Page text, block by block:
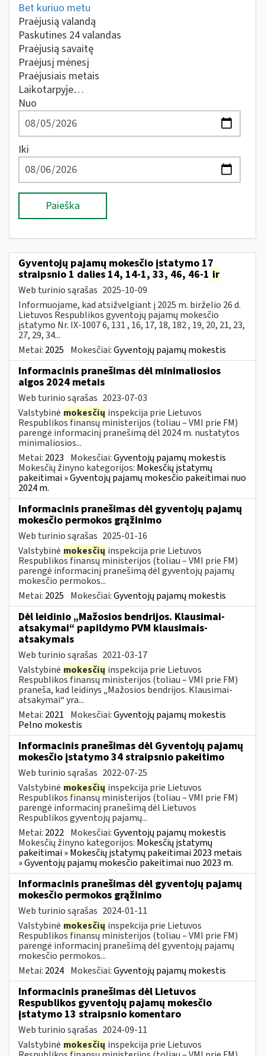
Bet kuriuo metu
Praėjusią valandą
Paskutines 24 valandas
Praėjusią savaitę
Praėjusį mėnesį
Praėjusiais metais
Laikotarpyje…
Nuo
Iki
Paieška
Gyventojų pajamų mokesčio įstatymo 17
straipsnio 1 dalies 14, 14-1, 33, 46, 46-1 ir
Web turinio sąrašas 2025-10-09
Informuojame, kad atsižvelgiant į 2025 m. birželio 26 d.
Lietuvos Respublikos gyventojų pajamų mokesčio
įstatymo Nr. IX-1007 6, 131 , 16, 17, 18, 182 , 19, 20, 21, 23,
27, 29, 34...
Metai: 2025 Mokesčiai:Gyventojų pajamų mokestis
Informacinis pranešimas dėl minimaliosios
algos 2024 metais
Web turinio sąrašas 2023-07-03
Valstybinė mokesčių inspekcija prie Lietuvos
Respublikos finansų ministerijos (toliau – VMI prie FM)
parengė informacinį pranešimą dėl 2024 m. nustatytos
minimaliosios...
Metai: 2023 Mokesčiai:Gyventojų pajamų mokestis
Mokesčių žinyno kategorijos: Mokesčių įstatymų
pakeitimai » Gyventojų pajamų mokesčio pakeitimai nuo
2024 m.
Informacinis pranešimas dėl gyventojų pajamų
mokesčio permokos grąžinimo
Web turinio sąrašas 2025-01-16
Valstybinė mokesčių inspekcija prie Lietuvos
Respublikos finansų ministerijos (toliau – VMI prie FM)
parengė informacinį pranešimą dėl gyventojų pajamų
mokesčio permokos...
Metai: 2025 Mokesčiai:Gyventojų pajamų mokestis
Dėl leidinio „Mažosios bendrijos. Klausimai-
atsakymai“ papildymo PVM klausimais-
atsakymais
Web turinio sąrašas 2021-03-17
Valstybinė mokesčių inspekcija prie Lietuvos
Respublikos finansų ministerijos (toliau – VMI prie FM)
praneša, kad leidinys „Mažosios bendrijos. Klausimai-
atsakymai“ yra...
Metai: 2021 Mokesčiai:Gyventojų pajamų mokestis
Pelno mokestis
Informacinis pranešimas dėl Gyventojų pajamų
mokesčio įstatymo 34 straipsnio pakeitimo
Web turinio sąrašas 2022-07-25
Valstybinė mokesčių inspekcija prie Lietuvos
Respublikos finansų ministerijos (toliau – VMI prie FM)
parengė informacinį pranešimą dėl Lietuvos
Respublikos gyventojų pajamų...
Metai: 2022 Mokesčiai:Gyventojų pajamų mokestis
Mokesčių žinyno kategorijos: Mokesčių įstatymų
pakeitimai » Mokesčių įstatymų pakeitimai 2023 metais
» Gyventojų pajamų mokesčio pakeitimai nuo 2023 m.
Informacinis pranešimas dėl gyventojų pajamų
mokesčio permokos grąžinimo
Web turinio sąrašas 2024-01-11
Valstybinė mokesčių inspekcija prie Lietuvos
Respublikos finansų ministerijos (toliau – VMI prie FM)
parengė informacinį pranešimą dėl gyventojų pajamų
mokesčio permokos...
Metai: 2024 Mokesčiai:Gyventojų pajamų mokestis
Informacinis pranešimas dėl Lietuvos
Respublikos gyventojų pajamų mokesčio
įstatymo 13 straipsnio komentaro
Web turinio sąrašas 2024-09-11
Valstybinė mokesčių inspekcija prie Lietuvos